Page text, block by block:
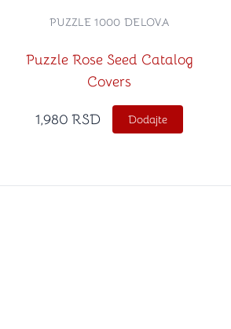
Puzzle Rose Seed Catalog
Covers
PUZZLE 1000 DELOVA
1,980 RSD Dodajte
omiljeno